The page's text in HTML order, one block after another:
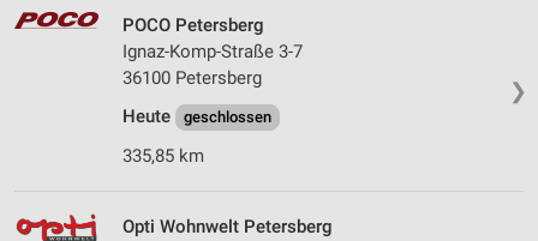
❯
POCO Petersberg
Ignaz-Komp-Straße 3-7
36100 Petersberg
Heute
geschlossen
335,85 km
Opti Wohnwelt Petersberg